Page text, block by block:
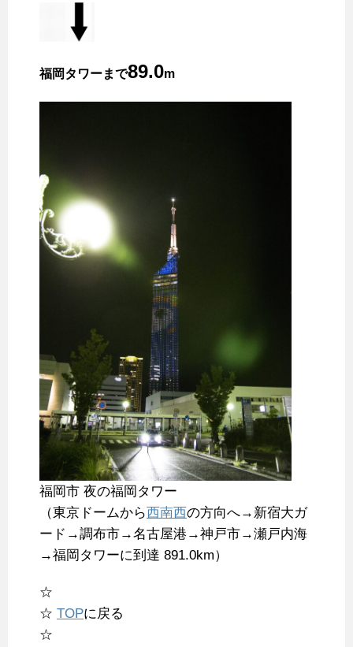
福岡タワーまで89.0m
福岡市 夜の福岡タワー
（東京ドームから西南西の方向へ→新宿大ガ
ード→調布市→名古屋港→神戸市→瀬戸内海
→福岡タワーに到達 891.0km）
☆
☆ TOPに戻る
☆